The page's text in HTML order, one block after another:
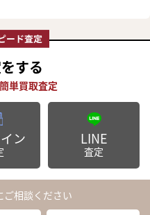
をする
ン LINE
査定
ご相談ください